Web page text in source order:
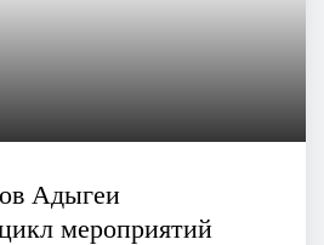
Адыгеи
мероприятий